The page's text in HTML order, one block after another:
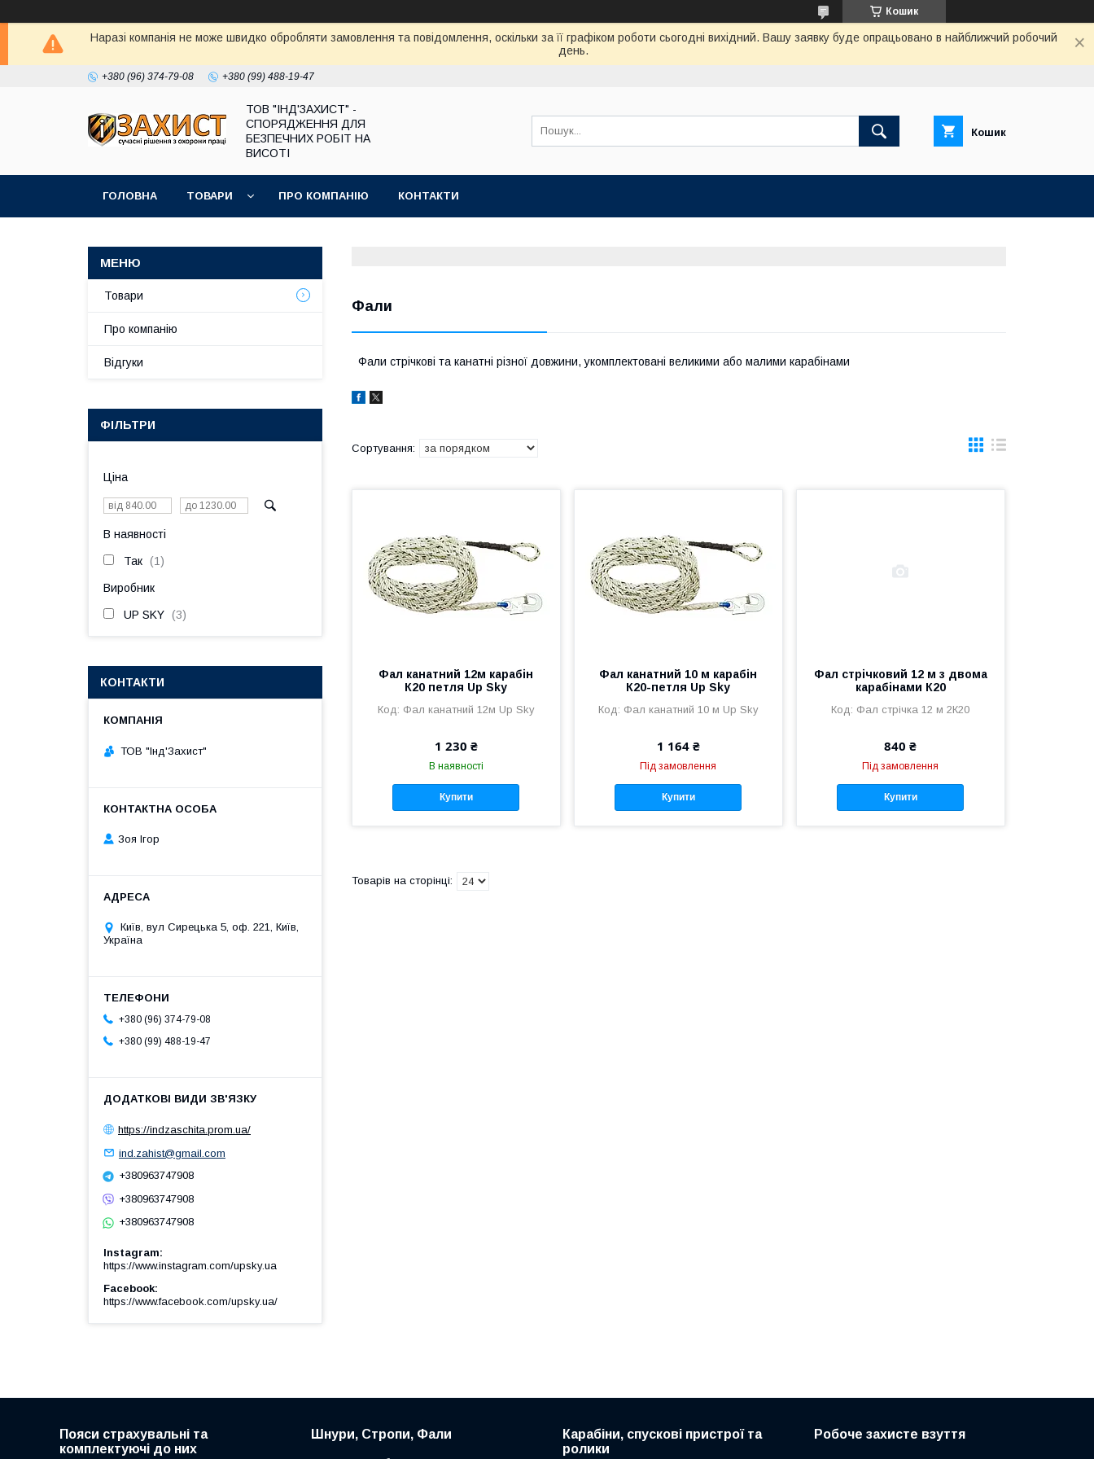
Кошик
Наразі компанія не може швидко обробляти замовлення та повідомлення, оскільки за її графіком роботи сьогодні вихідний. Вашу заявку буде опрацьовано в найближчий робочий
день.
+380 (96) 374-79-08 +380 (99) 488-19-47
ТОВ "ІНД'ЗАХИСТ" -
СПОРЯДЖЕННЯ ДЛЯ
БЕЗПЕЧНИХ РОБІТ НА
ВИСОТІ
Кошик
ГОЛОВНА ТОВАРИ ПРО КОМПАНІЮ КОНТАКТИ
Фали
Фали стрічкові та канатні різної довжини, укомплектовані великими або малими карабінами
Фал канатний 12м карабін
К20 петля Up Sky
Фал канатний 12м Up Sky
1 230 ₴
В наявності
Купити
Фал канатний 10 м карабін
К20-петля Up Sky
Фал канатний 10 м Up Sky
1 164 ₴
Під замовлення
Купити
Фал стрічковий 12 м з двома
карабінами К20
Фал стрічка 12 м 2К20
840 ₴
Під замовлення
Купити
Товари
Про компанію
Відгуки
ФІЛЬТРИ
Ціна
В наявності
Так 1
Виробник
UP SKY 3
КОНТАКТИ
ТОВ "Інд'Захист"
Зоя Ігор
Київ, вул Сирецька 5, оф. 221, Київ,
Україна
+380 (96) 374-79-08
+380 (99) 488-19-47
https://indzaschita.prom.ua/
ind.zahist@gmail.com
+380963747908
+380963747908
+380963747908
Instagram
https://www.instagram.com/upsky.ua
Facebook
https://www.facebook.com/upsky.ua/
Пояси страхувальні та
комплектуючі до них
Шнури, Стропи, Фали
Карабіни, спускові пристрої та
ролики
Робоче захисте взуття